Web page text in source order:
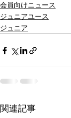
会員向けニュース
ジュニアユース
ジュニア
関連記事